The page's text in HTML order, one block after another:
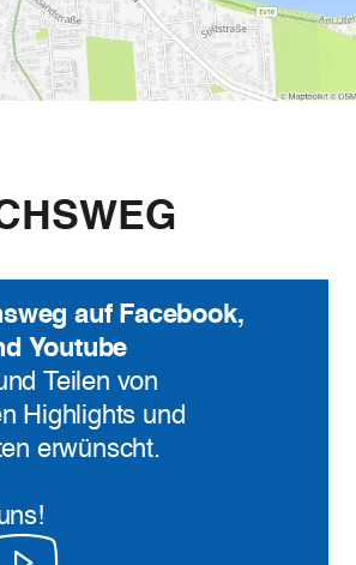
auf Facebook,
Youtube
Teilen von
Highlights und
erwünscht.